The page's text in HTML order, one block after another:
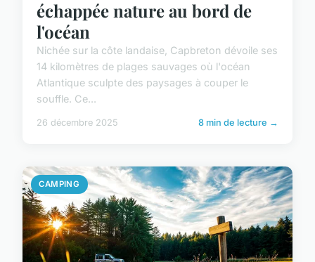
échappée nature au bord de
l'océan
Nichée sur la côte landaise, Capbreton dévoile ses
14 kilomètres de plages sauvages où l'océan
Atlantique sculpte des paysages à couper le
souffle. Ce...
26 décembre 2025 8 min de lecture →
CAMPING